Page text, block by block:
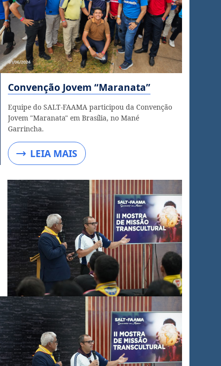
Convenção Jovem “Maranata”
Equipe do SALT-FAAMA participou da Convenção
Jovem "Maranata" em Brasília, no Mané
Garrincha.
LEIA MAIS